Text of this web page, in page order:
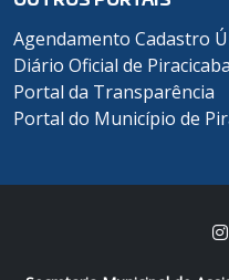
Agendamento Cadastro
Diário Oficial de Piracicaba
Portal da Transparência
Portal do Município de